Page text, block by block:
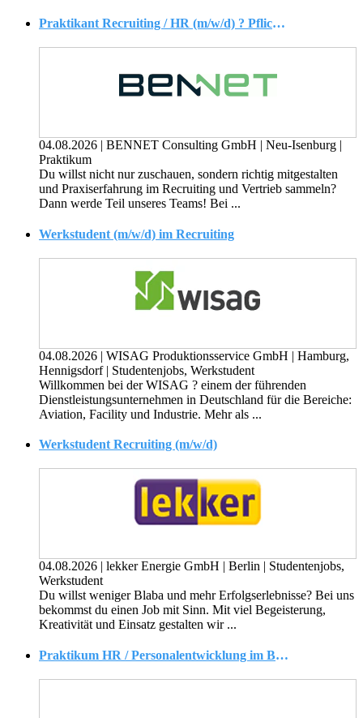
Praktikant Recruiting / HR (m/w/d) ? Pflichtpraktikum
04.08.2026 | BENNET Consulting GmbH | Neu-Isenburg |
Praktikum
Du willst nicht nur zuschauen, sondern richtig mitgestalten
und Praxiserfahrung im Recruiting und Vertrieb sammeln?
Dann werde Teil unseres Teams! Bei ...
Werkstudent (m/w/d) im Recruiting
04.08.2026 | WISAG Produktionsservice GmbH | Hamburg,
Hennigsdorf | Studentenjobs, Werkstudent
Willkommen bei der WISAG ? einem der führenden
Dienstleistungsunternehmen in Deutschland für die Bereiche:
Aviation, Facility und Industrie. Mehr als ...
Werkstudent Recruiting (m/w/d)
04.08.2026 | lekker Energie GmbH | Berlin | Studentenjobs,
Werkstudent
Du willst weniger Blaba und mehr Erfolgserlebnisse? Bei uns
bekommst du einen Job mit Sinn. Mit viel Begeisterung,
Kreativität und Einsatz gestalten wir ...
Praktikum HR / Personalentwicklung im Bereich Ausbildung (m/w/d) | Start 01.10.2026